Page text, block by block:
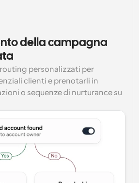
della campagna
personalizzati per
clienti e prenotarli in
o sequenze di nurturance su